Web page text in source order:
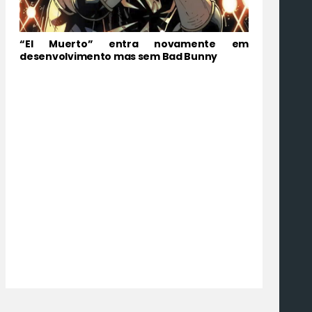
“El Muerto” entra novamente em
desenvolvimento mas sem Bad Bunny